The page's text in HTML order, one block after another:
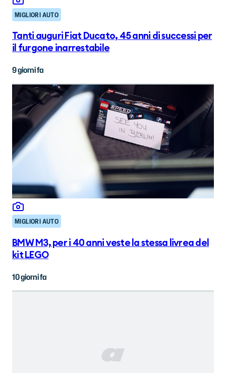
MIGLIORI AUTO
Tanti auguri Fiat Ducato, 45 anni di successi per
il furgone inarrestabile
9 giorni fa
MIGLIORI AUTO
BMW M3, per i 40 anni veste la stessa livrea del
kit LEGO
10 giorni fa